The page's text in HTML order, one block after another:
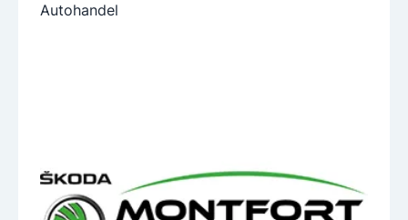
Autohandel